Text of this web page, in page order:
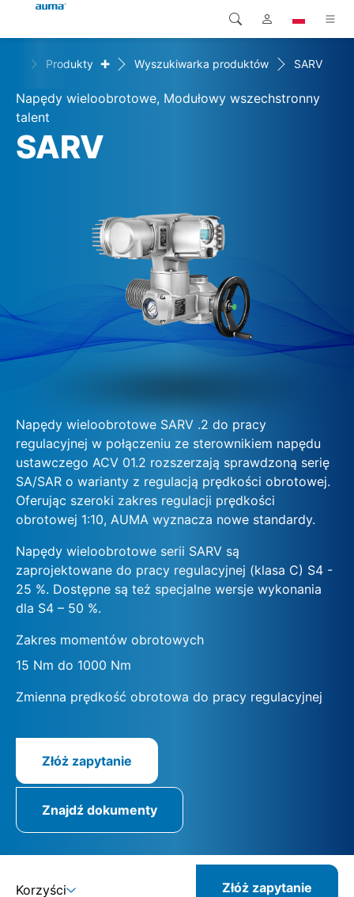
Produkty
Rozwiązania
Pliki do pobrania
Przedsiębiorstwo
Global
Europa
Azja i Pacyfik
Wyszukaj
Produkty + Wyszukiwarka produktów SARV
Napędy wieloobrotowe, Modułowy wszechstronny
talent
SARV
Napędy wieloobrotowe SARV .2 do pracy
regulacyjnej w połączeniu ze sterownikiem napędu
ustawczego ACV 01.2 rozszerzają sprawdzoną serię
SA/SAR o warianty z regulacją prędkości obrotowej.
Oferując szeroki zakres regulacji prędkości
obrotowej 1:10, AUMA wyznacza nowe standardy.
Napędy wieloobrotowe serii SARV są
zaprojektowane do pracy regulacyjnej (klasa C) S4 -
25 %. Dostępne są też specjalne wersje wykonania
dla S4 – 50 %.
Zakres momentów obrotowych
15 Nm do 1000 Nm
Zmienna prędkość obrotowa do pracy regulacyjnej
Złóż zapytanie
Znajdź dokumenty
Korzyści Złóż zapytanie